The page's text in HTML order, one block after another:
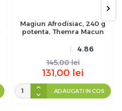
Magiun Afrodisiac, 240 g
potenta, Themra Macun
4.86
145,00 lei
131,00 lei
ADAUGATI IN COS